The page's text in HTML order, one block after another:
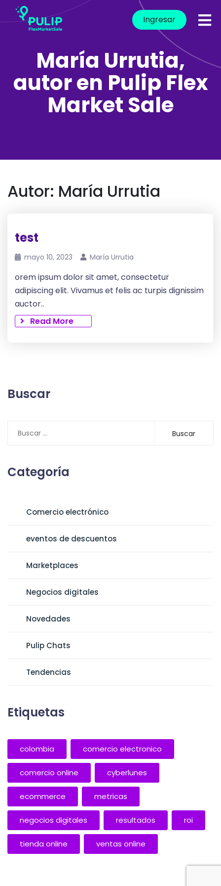
Ingresar
María Urrutia,
autor en Pulip Flex
Market Sale
Autor: María Urrutia
test
mayo 10, 2023 María Urrutia
orem ipsum dolor sit amet, consectetur
adipiscing elit. Vivamus et felis ac turpis dignissim
auctor..
Read More
Buscar
Buscar:
Categoría
Comercio electrónico
eventos de descuentos
Marketplaces
Negocios digitales
Novedades
Pulip Chats
Tendencias
Etiquetas
colombia comercio electronico
comercio online cyberlunes
ecommerce metricas
negocios digitales resultados roi
tienda online ventas online